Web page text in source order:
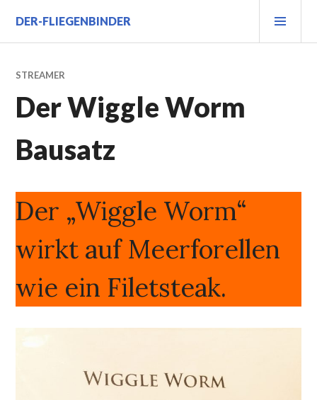
Inhalt
springen
DER-FLIEGENBINDER
STREAMER
Der Wiggle Worm
Bausatz
Der „Wiggle Worm“
wirkt auf Meerforellen
wie ein Filetsteak.